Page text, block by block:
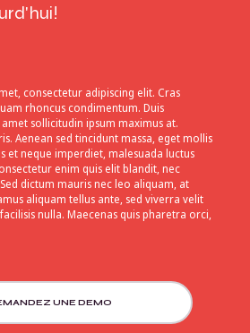
consectetur adipiscing elit. Cras
rhoncus condimentum. Duis
sollicitudin ipsum maximus at.
Aenean sed tincidunt massa, eget mollis
et neque imperdiet, malesuada luctus
enim quis elit blandit, nec
dictum mauris nec leo aliquam, at
aliquam tellus ante, sed viverra velit
nulla. Maecenas quis pharetra orci,
UNE DEMO